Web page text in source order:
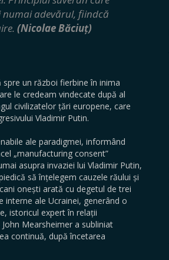
numai adevărul, fiindcă
(Nicolae Băciuț)
un război fierbine în inima
le credeam vindecate după al
civilizatelor țări europene, care
Vladimir Putin.
ale paradigmei, informând
„manufacturing consent”
asupra invaziei lui Vladimir Putin,
să înțelegem cauzele răului și
onești arată cu degetul de trei
interne ale Ucrainei, generând o
istoricul expert în relații
Mearsheimer a subliniat
continuă, după încetarea